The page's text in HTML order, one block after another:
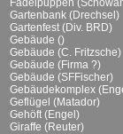
Fädelpuppen
Gartenbank (Drechsel)
Gartenfest (Div. BRD)
Gebäude ()
Gebäude (C. Fritzsche)
Gebäude (Firma ?)
Gebäude (SFFischer)
Gebäudekomplex
Geflügel (Matador)
Gehöft (Engel)
Giraffe (Reuter)